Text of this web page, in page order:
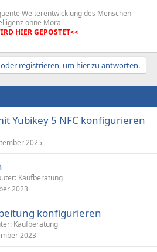
Weiterentwicklung des Menschen -
ohne Moral
HIER GEPOSTET<<
registrieren, um hier zu antworten.
Yubikey 5 NFC konfigurieren
2025
Kaufberatung
2023
konfigurieren
Kaufberatung
2023